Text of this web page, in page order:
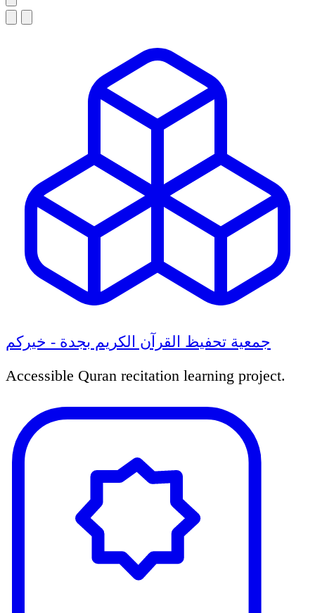
جمعية تحفيظ القرآن الكريم بجدة - خيركم
Accessible Quran recitation learning project.